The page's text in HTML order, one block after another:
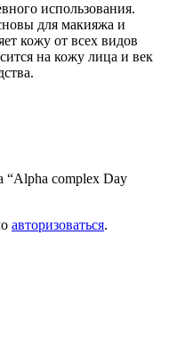
использования.
для макияжа и
кожу от всех видов
на кожу лица и век
“Alpha complex Day
авторизоваться.